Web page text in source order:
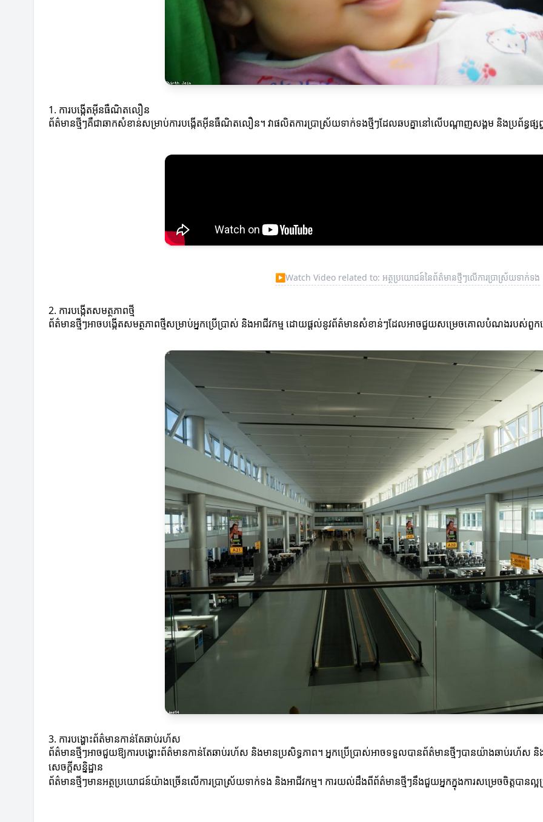
1. ការបង្កើតអ៊ីនធឺណិតលឿន
ព័ត៌មានថ្មីៗគឺជាឆាកសំខាន់សម្រាប់ការបង្កើតអ៊ីនធឺណិតលឿន។ វាផលិតការប្រាស្រ័យទាក់ទងថ្មីៗដែលឆបគ្នានៅលើបណ្តាញសង្គម និងប្រព័ន្ធផ្សព្
▶Watch Video related to: អត្ថប្រយោជន៍នៃព័ត៌មានថ្មីៗលើការប្រាស្រ័យទាក់ទង
2. ការបង្កើតសមត្ថភាពថ្មី
ព័ត៌មានថ្មីៗអាចបង្កើតសមត្ថភាពថ្មីសម្រាប់អ្នកប្រើប្រាស់ និងអាជីវកម្ម ដោយផ្តល់នូវព័ត៌មានសំខាន់ៗដែលអាចជួយសម្រេចគោលបំណងរបស់ពួក
3. ការបង្ហោះព័ត៌មានកាន់តែឆាប់រហ័ស
ព័ត៌មានថ្មីៗអាចជួយឱ្យការបង្ហោះព័ត៌មានកាន់តែឆាប់រហ័ស និងមានប្រសិទ្ធភាព។ អ្នកប្រើប្រាស់អាចទទួលបានព័ត៌មានថ្មីៗបានយ៉ាងឆាប់រហ័ស
សេចក្តីសន្និដ្ឋាន
ព័ត៌មានថ្មីៗមានអត្ថប្រយោជន៍យ៉ាងច្រើនលើការប្រាស្រ័យទាក់ទង និងអាជីវកម្ម។ ការយល់ដឹងពីព័ត៌មានថ្មីៗនឹងជួយអ្នកក្នុងការសម្រេចចិត្តបានល្